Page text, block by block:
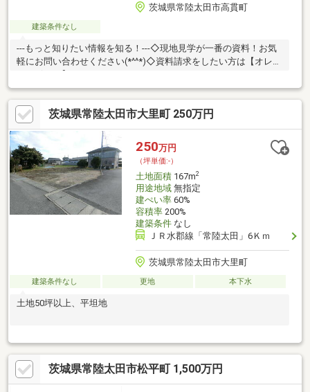
茨城県常陸太田市高貫町
建築条件なし
---もっと知りたい情報を知る！---◇現地見学が一番の資料！お気
軽にお問い合わせください(*^^*)◇資料請求をしたい方は【オレン
ジのボタン】をクリック！！
茨城県常陸太田市大里町 250万円
250万円
（坪単価:-）
土地面積167m2
用途地域無指定
建ぺい率60%
容積率200%
建築条件なし
ＪＲ水郡線「常陸太田」6Ｋｍ
茨城県常陸太田市大里町
建築条件なし 更地 本下水
土地50坪以上、平坦地
茨城県常陸太田市松平町 1,500万円